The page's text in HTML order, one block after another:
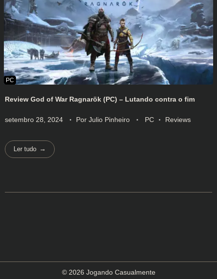
Review God of War Ragnarök (PC) – Lutando contra o fim
setembro 28, 2024 Por Julio Pinheiro PC Reviews
Ler tudo
© 2026 Jogando Casualmente